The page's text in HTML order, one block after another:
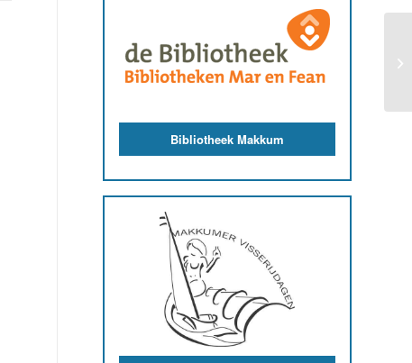
Bibliotheek Makkum